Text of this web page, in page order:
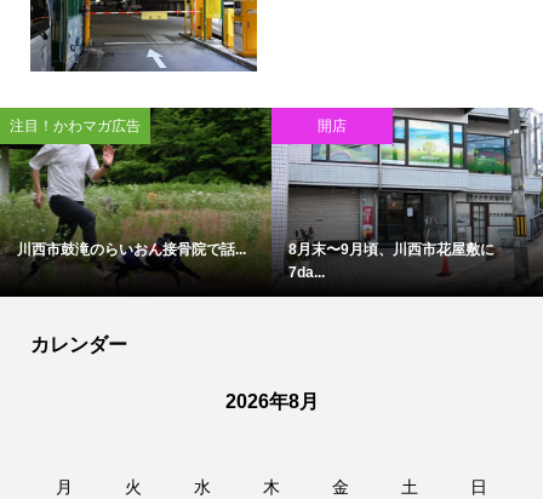
注目！かわマガ広告
川西市鼓滝のらいおん接骨院で話...
開店
8月末〜9月頃、川西市花屋敷に
7da...
カレンダー
2026年8月
月 火 水 木 金 土 日